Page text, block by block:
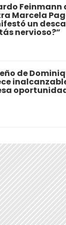
Marcela
un
nervioso?”
de